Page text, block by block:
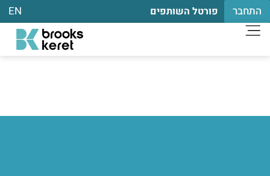
התחבר פורטל השותפים EN